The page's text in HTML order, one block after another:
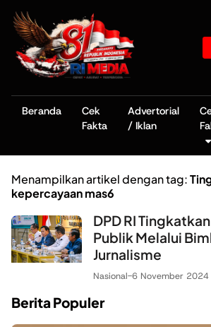
Beranda
Cek
Fakta
Advertorial
/ Iklan
Menampilkan artikel dengan tag:
kepercayaan mas6
DPD RI
Publik Melalui
Jurnalisme
Nasional-6 November 2024
Berita Populer